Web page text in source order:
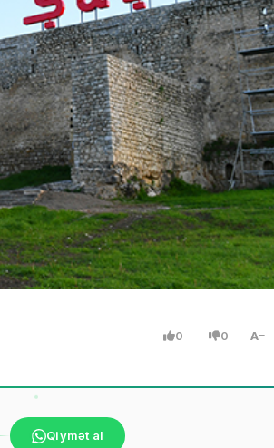
0 0 A
Qiymət al